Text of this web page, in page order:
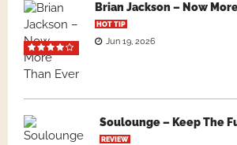
Brian Jackson – Now
HOT TIP
Jun 19, 2026
Soulounge – Keep The
REVIEW